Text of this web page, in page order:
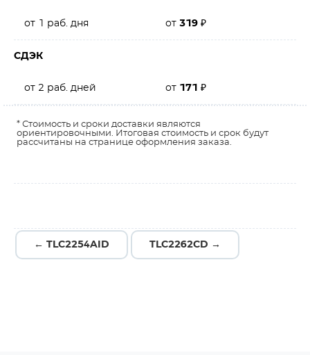
от 1 раб. дня от 319 ₽
СДЭК
от 2 раб. дней от 171 ₽
* Стоимость и сроки доставки являются
ориентировочными. Итоговая стоимость и срок будут
рассчитаны на странице оформления заказа.
← TLC2254AID TLC2262CD →